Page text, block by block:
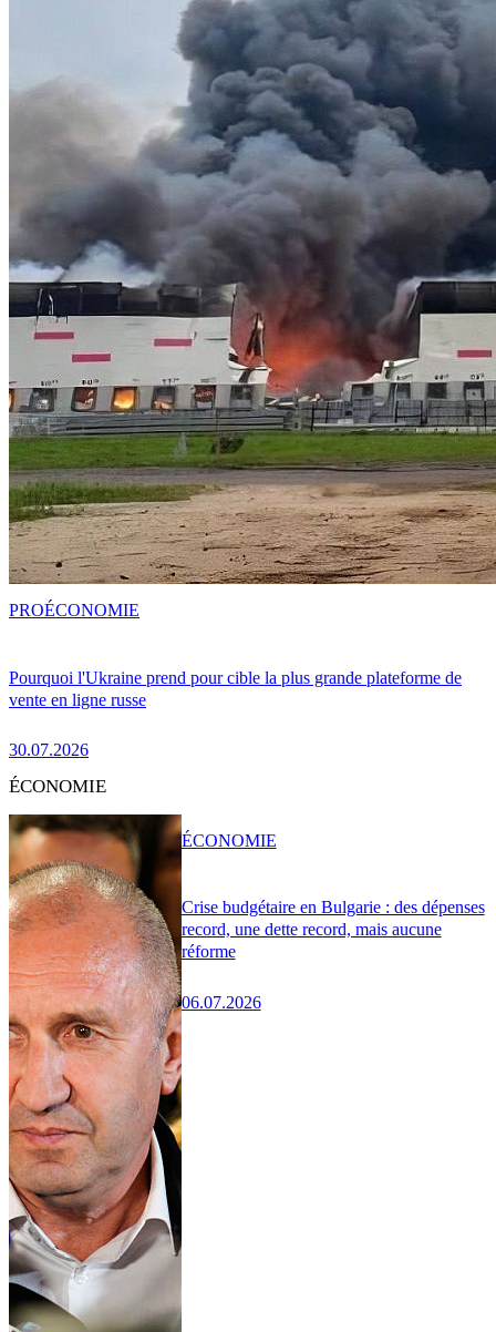
Pourquoi l'Ukraine prend pour cible la plus grande plateforme de
vente en ligne russe
30.07.2026
PROÉCONOMIE
ÉCONOMIE
Crise budgétaire en Bulgarie : des dépenses
record, une dette record, mais aucune
réforme
06.07.2026
ÉCONOMIE